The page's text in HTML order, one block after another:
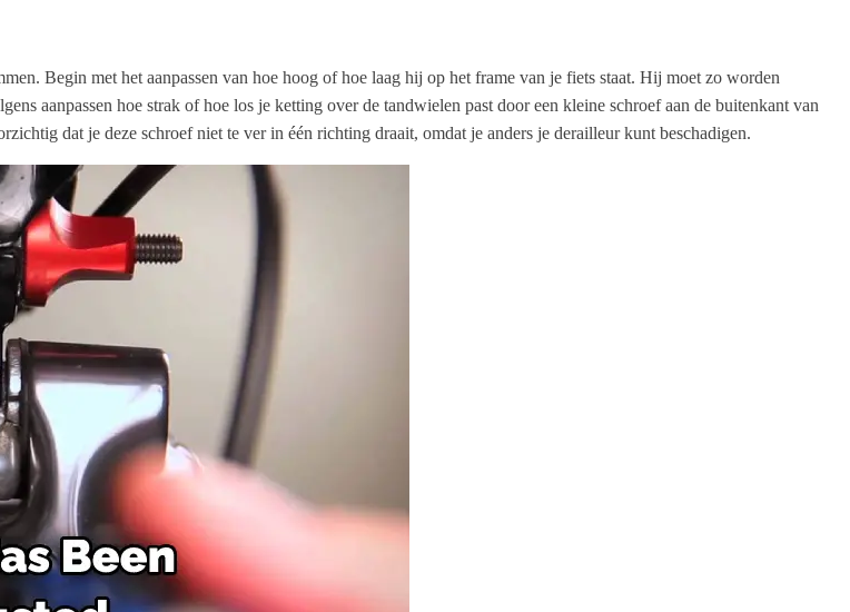
Begin met het aanpassen van hoe hoog of hoe laag hij op het frame van je fiets staat. Hij moet zo worden
aanpassen hoe strak of hoe los je ketting over de tandwielen past door een kleine schroef aan de buitenkant van
dat je deze schroef niet te ver in één richting draait, omdat je anders je derailleur kunt beschadigen.